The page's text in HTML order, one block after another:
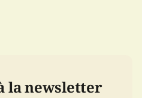
la newsletter